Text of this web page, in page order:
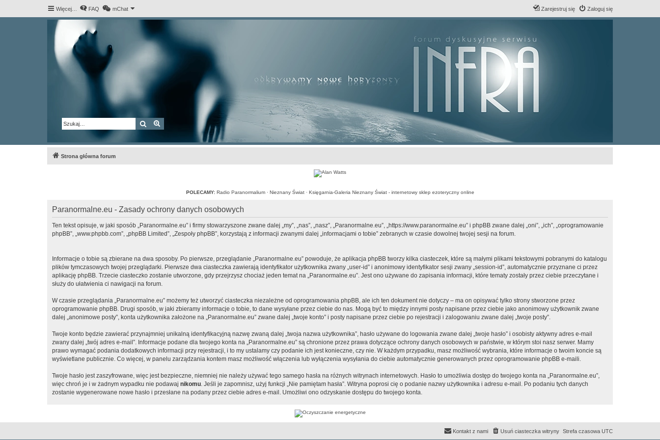
Więcej… FAQ mChat Zaloguj się
Zarejestruj się
Szukaj Wyszukiwanie zaawansowane
Strona główna forum
POLECAMY: Radio Paranormalium· Nieznany Świat· Księgarnia-Galeria Nieznany Świat - internetowy sklep ezoteryczny online
Paranormalne.eu - Zasady ochrony danych osobowych
Ten tekst opisuje, w jaki sposób „Paranormalne.eu” i firmy stowarzyszone zwane dalej „my”, „nas”, „nasz”, „Paranormalne.eu”, „https://www.paranormalne.eu” i phpBB zwane dalej „oni”, „ich”, „oprogramowanie
phpBB”, „www.phpbb.com”, „phpBB Limited”, „Zespoły phpBB”, korzystają z informacji zwanymi dalej „informacjami o tobie” zebranych w czasie dowolnej twojej sesji na forum.
Informacje o tobie są zbierane na dwa sposoby. Po pierwsze, przeglądanie „Paranormalne.eu” powoduje, że aplikacja phpBB tworzy kilka ciasteczek, które są małymi plikami tekstowymi pobranymi do katalogu
plików tymczasowych twojej przeglądarki. Pierwsze dwa ciasteczka zawierają identyfikator użytkownika zwany „user-id” i anonimowy identyfikator sesji zwany „session-id”, automatycznie przyznane ci przez
aplikację phpBB. Trzecie ciasteczko zostanie utworzone, gdy przejrzysz chociaż jeden temat na „Paranormalne.eu”. Jest ono używane do zapisania informacji, które tematy zostały przez ciebie przeczytane i
służy do ułatwienia ci nawigacji na forum.
W czasie przeglądania „Paranormalne.eu” możemy też utworzyć ciasteczka niezależne od oprogramowania phpBB, ale ich ten dokument nie dotyczy – ma on opisywać tylko strony stworzone przez
oprogramowanie phpBB. Drugi sposób, w jaki zbieramy informacje o tobie, to dane wysyłane przez ciebie do nas. Mogą być to między innymi posty napisane przez ciebie jako anonimowy użytkownik zwane
dalej „anonimowe posty”, konta użytkownika założone na „Paranormalne.eu” zwane dalej „twoje konto” i posty napisane przez ciebie po rejestracji i zalogowaniu zwane dalej „twoje posty”.
Twoje konto będzie zawierać przynajmniej unikalną identyfikacyjną nazwę zwaną dalej „twoja nazwa użytkownika”, hasło używane do logowania zwane dalej „twoje hasło” i osobisty aktywny adres e-mail
zwany dalej „twój adres e-mail”. Informacje podane dla twojego konta na „Paranormalne.eu” są chronione przez prawa dotyczące ochrony danych osobowych w państwie, w którym stoi nasz serwer. Mamy
prawo wymagać podania dodatkowych informacji przy rejestracji, i to my ustalamy czy podanie ich jest konieczne, czy nie. W każdym przypadku, masz możliwość wybrania, które informacje o twoim koncie są
wyświetlane publicznie. Co więcej, w panelu zarządzania kontem masz możliwość włączenia lub wyłączenia wysyłania do ciebie automatycznie generowanych przez oprogramowanie phpBB e-maili.
Twoje hasło jest zaszyfrowane, więc jest bezpieczne, niemniej nie należy używać tego samego hasła na różnych witrynach internetowych. Hasło to umożliwia dostęp do twojego konta na „Paranormalne.eu”,
więc chroń je i w żadnym wypadku nie podawaj nikomu. Jeśli je zapomnisz, użyj funkcji „Nie pamiętam hasła”. Witryna poprosi cię o podanie nazwy użytkownika i adresu e-mail. Po podaniu tych danych
zostanie wygenerowane nowe hasło i przesłane na podany przez ciebie adres e-mail. Umożliwi ono odzyskanie dostępu do twojego konta.
Strefa czasowa UTC
Usuń ciasteczka witryny
Kontakt z nami